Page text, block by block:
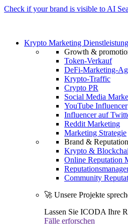
Check if your brand is visible to AI
Krypto Marketing
Growth &
Token-Verkauf
DeFi-Marketing-
Krypto-Traffic
Crypto PR
Social Media
YouTube Influencer
Influencer auf
Reddit Marketing
Marketing Strategie
Brand & Reputation
Krypto &
Online Reputation
Community
🚀 Unsere Projekte
Lassen Sie ICODA Ihre
Fälle erforschen